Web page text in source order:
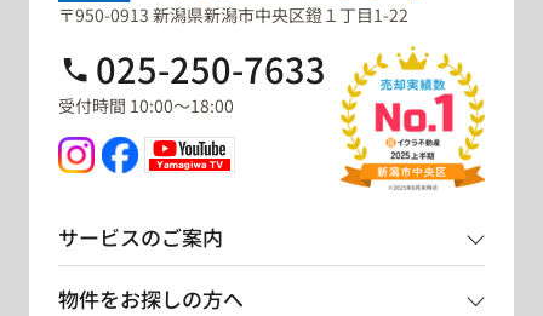
〒950-0913 新潟県新潟市中央区鐙１丁目1-22
025-250-7633
受付時間 10:00～18:00
サービスのご案内
物件をお探しの方へ